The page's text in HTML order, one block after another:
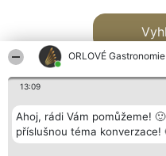
ORLOVÉ Gastronomie
13:09
Ahoj, rádi Vám pomůžeme!
příslušnou téma konverzace!